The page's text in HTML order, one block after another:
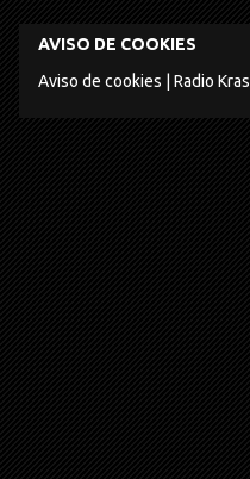
AVISO DE COOKIES
Aviso de cookies | Radio Kras